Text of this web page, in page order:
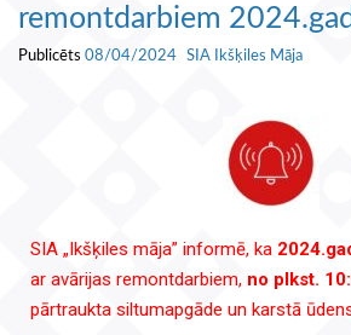
remontdarbiem
Publicēts 08/04/2024 SIA Ikšķiles Māja
SIA „Ikšķiles māja” informē, ka
ar avārijas remontdarbiem, no plkst.
pārtraukta siltumapgāde un karstā